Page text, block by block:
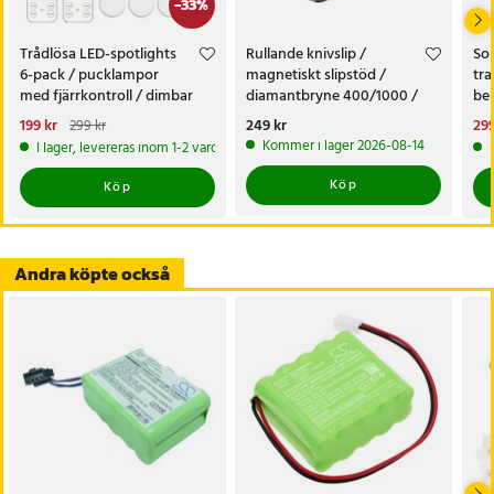
-33%
Trådlösa LED-spotlights
6-pack / pucklampor
med fjärrkontroll / dimbar
skåpbelysning
Nuvarande pris
199 krTidigare pris:299 kr
199 kr 299 kr
I lager, levereras inom 1-2 vardagar
Köp
Rullande knivslip /
magnetiskt slipstöd /
diamantbryne 400/1000 /
knivvässare med fasta vinklar
Pris:249 kr
249 kr
Kommer i lager 2026-08-14
Köp
Andra köpte också